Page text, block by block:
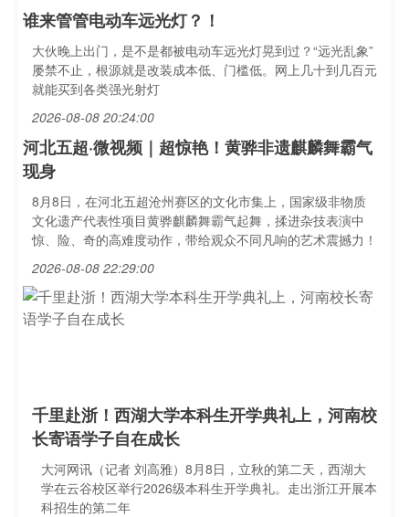
谁来管管电动车远光灯？！
大伙晚上出门，是不是都被电动车远光灯晃到过？“远光乱象”
屡禁不止，根源就是改装成本低、门槛低。网上几十到几百元
就能买到各类强光射灯
2026-08-08 20:24:00
河北五超·微视频｜超惊艳！黄骅非遗麒麟舞霸气
现身
8月8日，在河北五超沧州赛区的文化市集上，国家级非物质
文化遗产代表性项目黄骅麒麟舞霸气起舞，揉进杂技表演中
惊、险、奇的高难度动作，带给观众不同凡响的艺术震撼力！
2026-08-08 22:29:00
千里赴浙！西湖大学本科生开学典礼上，河南校
长寄语学子自在成长
大河网讯（记者 刘高雅）8月8日，立秋的第二天，西湖大
学在云谷校区举行2026级本科生开学典礼。走出浙江开展本
科招生的第二年